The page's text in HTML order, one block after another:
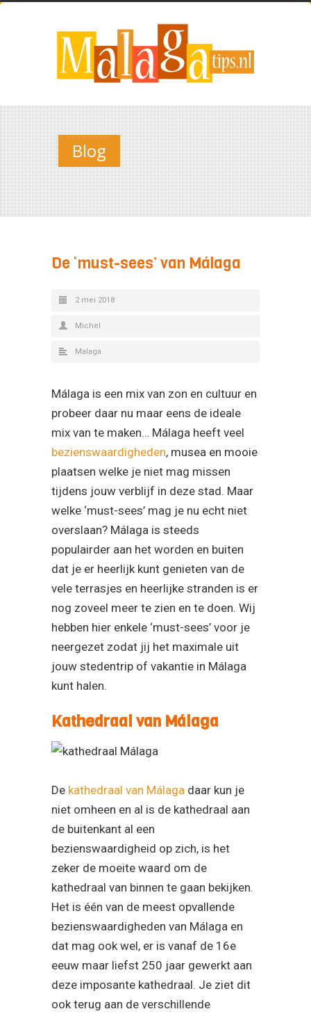
Blog
De ‘must-sees’ van Málaga
2 mei 2018
Michel
Malaga
Málaga is een mix van zon en cultuur en
probeer daar nu maar eens de ideale
mix van te maken… Málaga heeft veel
bezienswaardigheden, musea en mooie
plaatsen welke je niet mag missen
tijdens jouw verblijf in deze stad. Maar
welke ‘must-sees’ mag je nu echt niet
overslaan? Málaga is steeds
populairder aan het worden en buiten
dat je er heerlijk kunt genieten van de
vele terrasjes en heerlijke stranden is er
nog zoveel meer te zien en te doen. Wij
hebben hier enkele ‘must-sees’ voor je
neergezet zodat jij het maximale uit
jouw stedentrip of vakantie in Málaga
kunt halen.
Kathedraal van Málaga
De kathedraal van Málaga daar kun je
niet omheen en al is de kathedraal aan
de buitenkant al een
bezienswaardigheid op zich, is het
zeker de moeite waard om de
kathedraal van binnen te gaan bekijken.
Het is één van de meest opvallende
bezienswaardigheden van Málaga en
dat mag ook wel, er is vanaf de 16e
eeuw maar liefst 250 jaar gewerkt aan
deze imposante kathedraal. Je ziet dit
ook terug aan de verschillende